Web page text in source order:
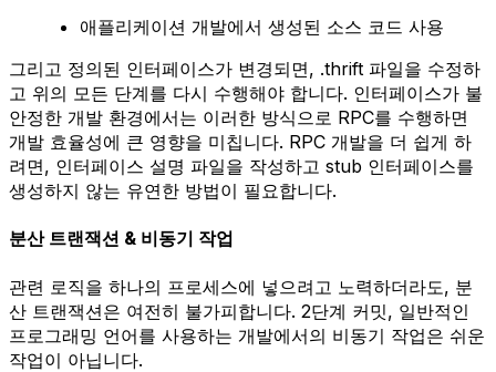
애플리케이션 개발에서 생성된 소스 코드 사용
그리고 정의된 인터페이스가 변경되면, .thrift 파일을 수정하
고 위의 모든 단계를 다시 수행해야 합니다. 인터페이스가 불
안정한 개발 환경에서는 이러한 방식으로 RPC를 수행하면
개발 효율성에 큰 영향을 미칩니다. RPC 개발을 더 쉽게 하
려면, 인터페이스 설명 파일을 작성하고 stub 인터페이스를
생성하지 않는 유연한 방법이 필요합니다.
분산 트랜잭션 & 비동기 작업
관련 로직을 하나의 프로세스에 넣으려고 노력하더라도, 분
산 트랜잭션은 여전히 불가피합니다. 2단계 커밋, 일반적인
프로그래밍 언어를 사용하는 개발에서의 비동기 작업은 쉬운
작업이 아닙니다.